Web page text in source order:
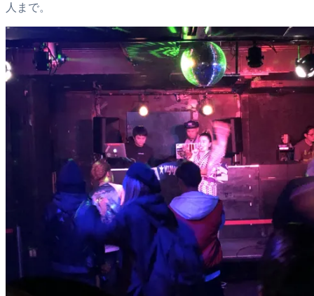
人まで。